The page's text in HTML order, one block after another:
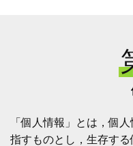
「個人情報」とは，個
指すものとし，生存す